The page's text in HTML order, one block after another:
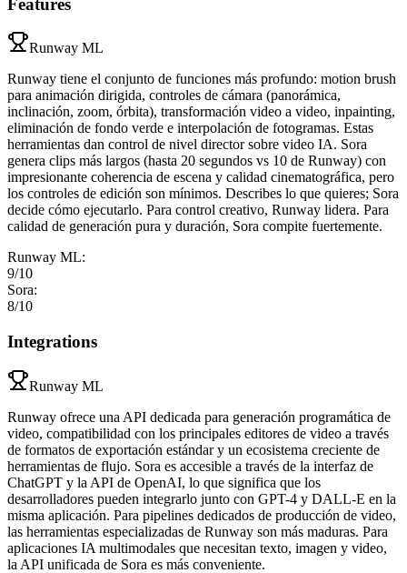
Runway ML
Runway tiene el conjunto de funciones más profundo: motion brush
para animación dirigida, controles de cámara (panorámica,
inclinación, zoom, órbita), transformación video a video, inpainting,
eliminación de fondo verde e interpolación de fotogramas. Estas
herramientas dan control de nivel director sobre video IA. Sora
genera clips más largos (hasta 20 segundos vs 10 de Runway) con
impresionante coherencia de escena y calidad cinematográfica, pero
los controles de edición son mínimos. Describes lo que quieres; Sora
decide cómo ejecutarlo. Para control creativo, Runway lidera. Para
calidad de generación pura y duración, Sora compite fuertemente.
Runway ML:
9/10
Sora:
8/10
Integrations
Runway ML
Runway ofrece una API dedicada para generación programática de
video, compatibilidad con los principales editores de video a través
de formatos de exportación estándar y un ecosistema creciente de
herramientas de flujo. Sora es accesible a través de la interfaz de
ChatGPT y la API de OpenAI, lo que significa que los
desarrolladores pueden integrarlo junto con GPT-4 y DALL-E en la
misma aplicación. Para pipelines dedicados de producción de video,
las herramientas especializadas de Runway son más maduras. Para
aplicaciones IA multimodales que necesitan texto, imagen y video,
la API unificada de Sora es más conveniente.